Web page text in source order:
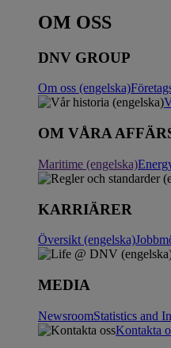
OM OSS
DNV GROUP
Om oss (engelska)
OM VÅRA
Maritime (engelska)
KARRIÄRER
Översikt (engelska)
MEDIA
NewsroomStatistics and
Kontakta